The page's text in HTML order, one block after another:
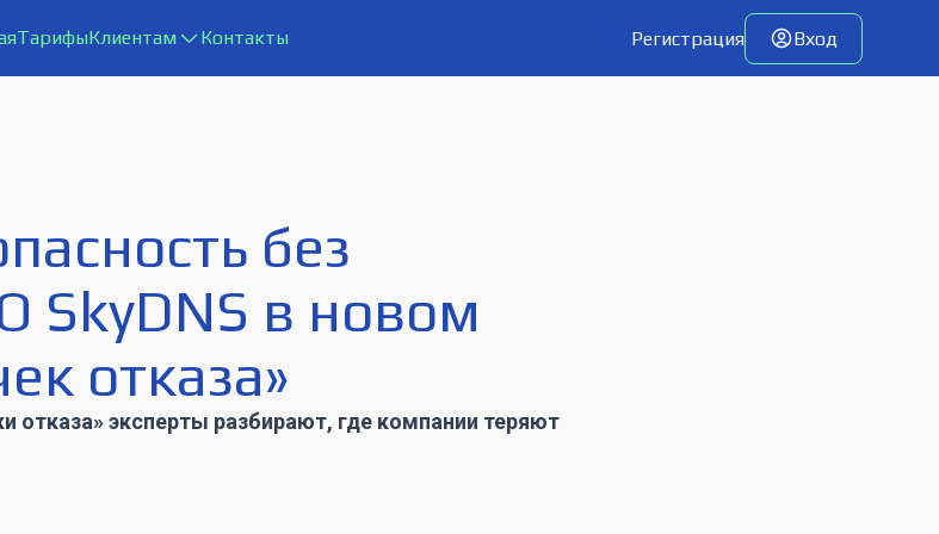
ТарифыКлиентам Контакты Регистрация Вход
без
SkyDNS в новом
отказа»
отказа» эксперты разбирают, где компании теряют